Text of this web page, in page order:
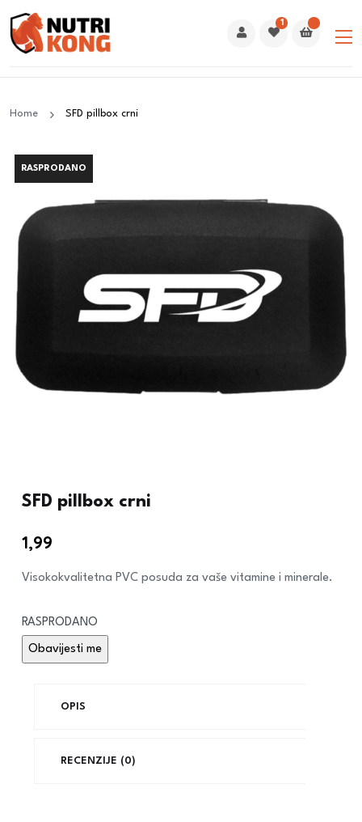
1
Home SFD pillbox crni
RASPRODANO
SFD pillbox crni
1,99
Visokokvalitetna PVC posuda za vaše vitamine i minerale.
RASPRODANO
OPIS
RECENZIJE (0)